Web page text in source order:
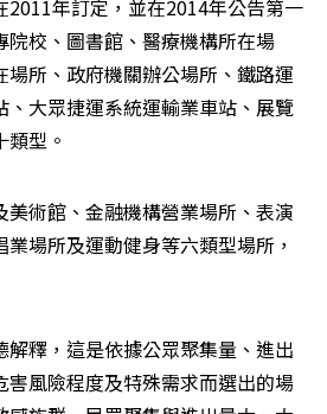
2011年訂定，並在2014年公告第一
校、圖書館、醫療機構所在場
所、政府機關辦公場所、鐵路運
、大眾捷運系統運輸業車站、展覽
型。
美術館、金融機構營業場所、表演
場所及運動健身等六類型場所，
釋，這是依據公眾聚集量、進出
害風險程度及特殊需求而選出的場